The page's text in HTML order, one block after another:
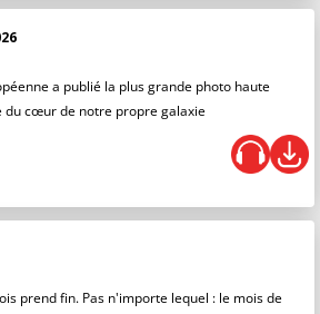
a publié la plus grande photo haute
du cœur de notre propre galaxie
prend fin. Pas n'importe lequel : le mois de